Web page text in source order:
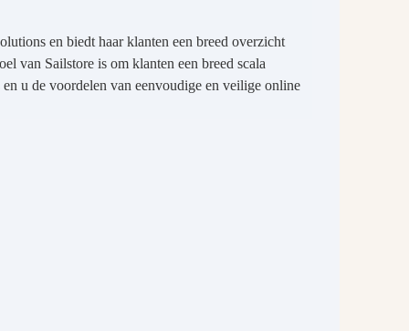
en biedt haar klanten een breed overzicht
van Sailstore is om klanten een breed scala
u de voordelen van eenvoudige en veilige online